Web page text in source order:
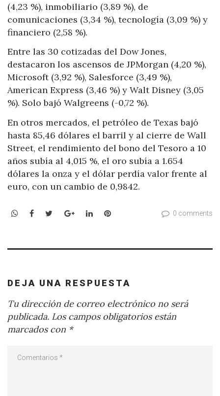
(4,23 %), inmobiliario (3,89 %), de
comunicaciones (3,34 %), tecnología (3,09 %) y
financiero (2,58 %).
Entre las 30 cotizadas del Dow Jones,
destacaron los ascensos de JPMorgan (4,20 %),
Microsoft (3,92 %), Salesforce (3,49 %),
American Express (3,46 %) y Walt Disney (3,05
%). Solo bajó Walgreens (-0,72 %).
En otros mercados, el petróleo de Texas bajó
hasta 85,46 dólares el barril y al cierre de Wall
Street, el rendimiento del bono del Tesoro a 10
años subía al 4,015 %, el oro subía a 1.654
dólares la onza y el dólar perdía valor frente al
euro, con un cambio de 0,9842.
WhatsApp
Facebook
TwitterGoogle+LinkedInPinterest 0 comments
DEJA UNA RESPUESTA
Tu dirección de correo electrónico no será
publicada. Los campos obligatorios están
marcados con *